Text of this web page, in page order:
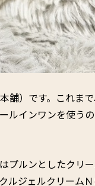
舗）です。これま
ルインワンを使う
プルンとしたクリ
ルジェルクリーム